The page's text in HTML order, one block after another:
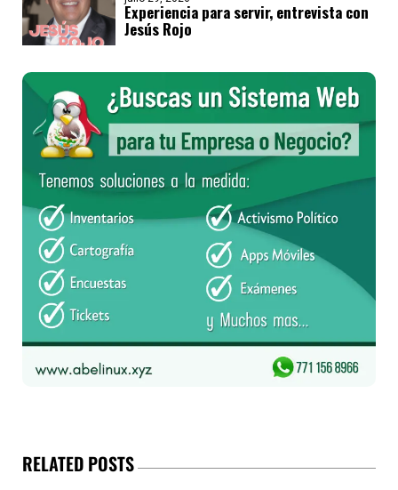
Experiencia para servir, entrevista con
Jesús Rojo
RELATED POSTS